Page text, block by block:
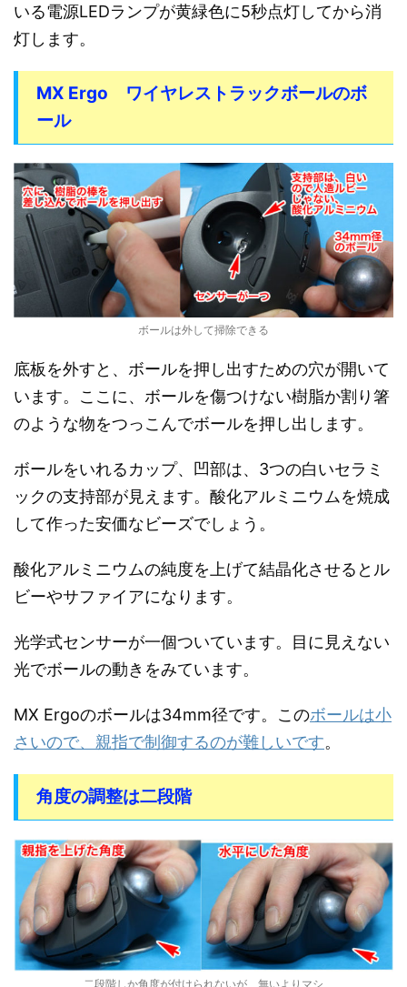
いる電源LEDランプが黄緑色に5秒点灯してから消
灯します。
MX Ergo ワイヤレストラックボールのボ
ール
ボールは外して掃除できる
底板を外すと、ボールを押し出すための穴が開いて
います。ここに、ボールを傷つけない樹脂か割り箸
のような物をつっこんでボールを押し出します。
ボールをいれるカップ、凹部は、3つの白いセラミ
ックの支持部が見えます。酸化アルミニウムを焼成
して作った安価なビーズでしょう。
酸化アルミニウムの純度を上げて結晶化させるとル
ビーやサファイアになります。
光学式センサーが一個ついています。目に見えない
光でボールの動きをみています。
MX Ergoのボールは34mm径です。このボールは小
さいので、親指で制御するのが難しいです。
角度の調整は二段階
二段階しか角度が付けられないが、無いよりマシ